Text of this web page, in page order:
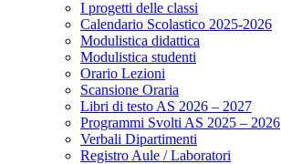
I progetti delle classi
Calendario Scolastico 2025-2026
Modulistica didattica
Modulistica studenti
Orario Lezioni
Scansione Oraria
Libri di testo AS 2026 – 2027
Programmi Svolti AS 2025 – 2026
Verbali Dipartimenti
Registro Aule / Laboratori